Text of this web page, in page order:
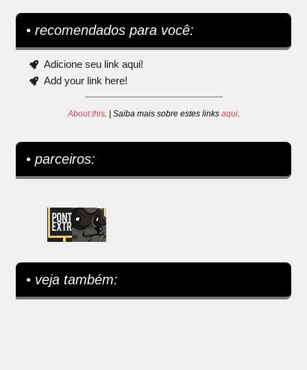
• recomendados para você:
Adicione seu link aqui!
Add your link here!
About this. | Saiba mais sobre estes links aqui.
• parceiros:
• veja também: